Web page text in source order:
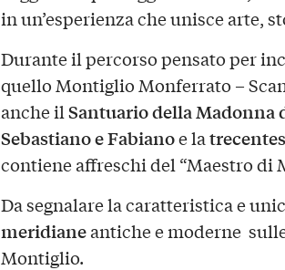
in un’esperienza che unisce arte,
Durante il percorso pensato per
quello Montiglio Monferrato –
anche ilSantuario della Madonna
Sebastiano e Fabianoe la
contiene affreschi del “Maestro di
Da segnalare la caratteristica e
meridianeantiche e moderne
Montiglio.